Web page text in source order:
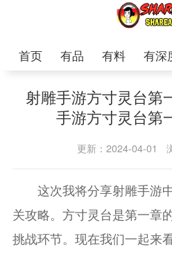
首页 有品 有料 有深
射雕手游方寸灵台第
手游方寸灵台第
更新：2024-04-01
这次我将分享射雕手游
关攻略。方寸灵台是第一章
挑战环节。现在我们一起来